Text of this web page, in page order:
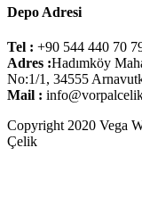
Depo Adresi
Tel : +90 544 440 70
Adres :Hadımköy
No:1/1, 34555
Mail :
Copyright 2020 Vega
Çelik